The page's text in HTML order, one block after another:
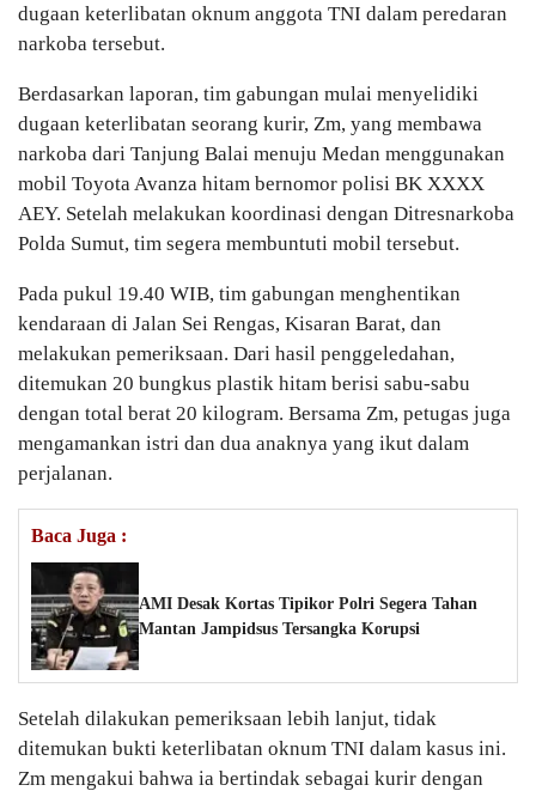
dugaan keterlibatan oknum anggota TNI dalam peredaran
narkoba tersebut.
Berdasarkan laporan, tim gabungan mulai menyelidiki
dugaan keterlibatan seorang kurir, Zm, yang membawa
narkoba dari Tanjung Balai menuju Medan menggunakan
mobil Toyota Avanza hitam bernomor polisi BK XXXX
AEY. Setelah melakukan koordinasi dengan Ditresnarkoba
Polda Sumut, tim segera membuntuti mobil tersebut.
Pada pukul 19.40 WIB, tim gabungan menghentikan
kendaraan di Jalan Sei Rengas, Kisaran Barat, dan
melakukan pemeriksaan. Dari hasil penggeledahan,
ditemukan 20 bungkus plastik hitam berisi sabu-sabu
dengan total berat 20 kilogram. Bersama Zm, petugas juga
mengamankan istri dan dua anaknya yang ikut dalam
perjalanan.
Baca Juga :
AMI Desak Kortas Tipikor Polri Segera Tahan
Mantan Jampidsus Tersangka Korupsi
Setelah dilakukan pemeriksaan lebih lanjut, tidak
ditemukan bukti keterlibatan oknum TNI dalam kasus ini.
Zm mengakui bahwa ia bertindak sebagai kurir dengan